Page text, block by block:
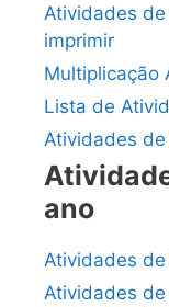
Atividades
imprimir
Multiplicação
Lista de
Atividades
ano
Atividades
Atividades